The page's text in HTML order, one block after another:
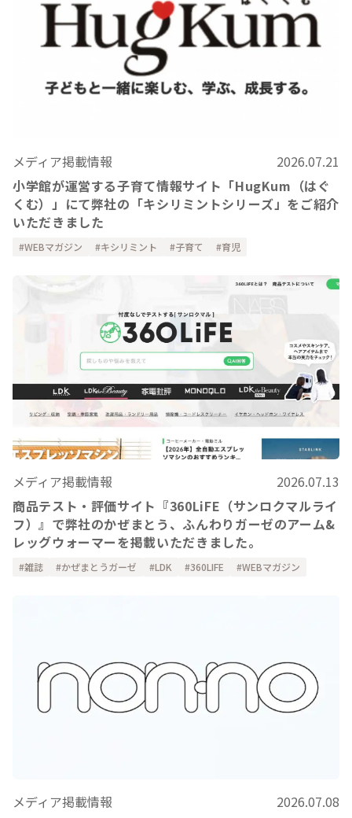
メディア掲載情報
2026.07.21
小学館が運営する子育て情報サイト「HugKum（はぐ
くむ）」にて弊社の「キシリミントシリーズ」をご紹介
いただきました
WEBマガジン キシリミント 子育て 育児
メディア掲載情報
2026.07.13
商品テスト・評価サイト『360LiFE（サンロクマルライ
フ）』で弊社のかぜまとう、ふんわりガーゼのアーム&
レッグウォーマーを掲載いただきました。
雑誌 かぜまとうガーゼ LDK 360LIFE WEBマガジン
メディア掲載情報
2026.07.08